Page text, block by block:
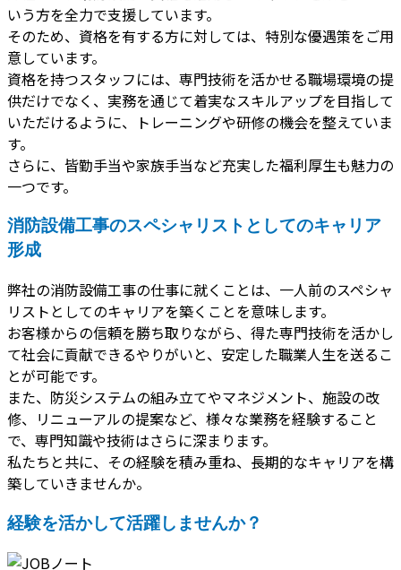
いう方を全力で支援しています。
そのため、資格を有する方に対しては、特別な優遇策をご用
意しています。
資格を持つスタッフには、専門技術を活かせる職場環境の提
供だけでなく、実務を通じて着実なスキルアップを目指して
いただけるように、トレーニングや研修の機会を整えていま
す。
さらに、皆勤手当や家族手当など充実した福利厚生も魅力の
一つです。
消防設備工事のスペシャリストとしてのキャリア
形成
弊社の消防設備工事の仕事に就くことは、一人前のスペシャ
リストとしてのキャリアを築くことを意味します。
お客様からの信頼を勝ち取りながら、得た専門技術を活かし
て社会に貢献できるやりがいと、安定した職業人生を送るこ
とが可能です。
また、防災システムの組み立てやマネジメント、施設の改
修、リニューアルの提案など、様々な業務を経験すること
で、専門知識や技術はさらに深まります。
私たちと共に、その経験を積み重ね、長期的なキャリアを構
築していきませんか。
経験を活かして活躍しませんか？